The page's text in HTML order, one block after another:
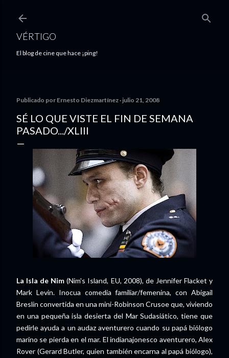
VÉRTIGO
El blog de cine que hace ¡ping!
Publicado por Ernesto Diezmartínez julio 21, 2008
SÉ LO QUE VISTE EL FIN DE SEMANA
PASADO.../XLIII
La Isla de Nim (Nim's Island, EU, 2008), de Jennifer Flacket y
Mark Levin. Inocua comedia familiar/femenina, con Abigail
Breslin convertida en una mini-Robinson Crusoe que, viviendo
en una pequeña isla desierta del Mar Sudasiático, tiene que
pedirle ayuda a un audaz aventurero cuando su papá biólogo
marino se pierda en el mar. El indianajonesco aventurero, Alex
Rover (Gerard Butler, quien también encarna al papá biólogo),